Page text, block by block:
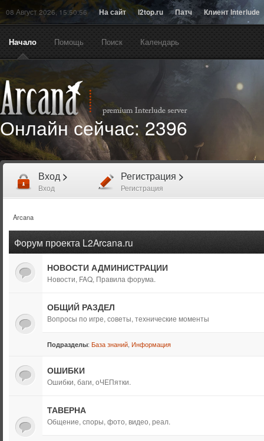
08 Август 2026, 15:50:56 На сайт l2top.ru Патч Клиент Interlude
Начало Помощь Поиск Календарь
Онлайн сейчас:2396
Вход >
Вход
Регистрация >
Регистрация
Arcana
Форум проекта L2Arcana.ru
НОВОСТИ АДМИНИСТРАЦИИ
Новости, FAQ, Правила форума.
ОБЩИЙ РАЗДЕЛ
Вопросы по игре, советы, технические моменты
Подразделы: База знаний Информация
ОШИБКИ
Ошибки, баги, оЧЕПятки.
ТАВЕРНА
Общение, споры, фото, видео, реал.